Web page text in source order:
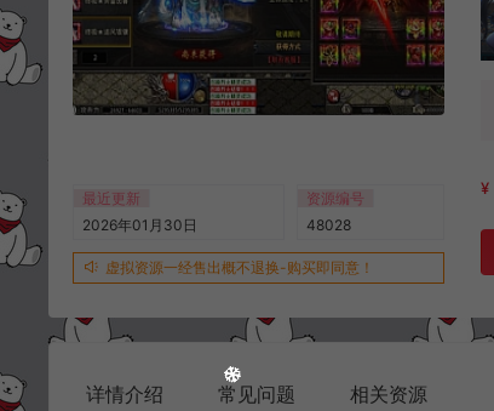
最近更新
2026年01月30日
资源编号
48028
虚拟资源一经售出概不退换-购买即同意！
¥
详情介绍 常见问题 相关资源